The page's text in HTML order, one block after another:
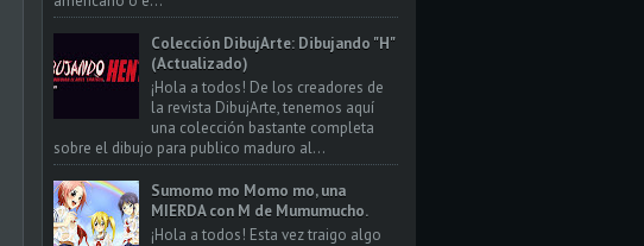
Colección DibujArte: Dibujando "H"
(Actualizado)
¡Hola a todos! De los creadores de
la revista DibujArte, tenemos aquí
una colección bastante completa
sobre el dibujo para publico maduro al...
Sumomo mo Momo mo, una
MIERDA con M de Mumumucho.
¡Hola a todos! Esta vez traigo algo